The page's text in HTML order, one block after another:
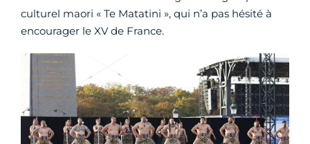
culturel maori « Te Matatini », qui n’a pas hésité à
encourager le XV de France.